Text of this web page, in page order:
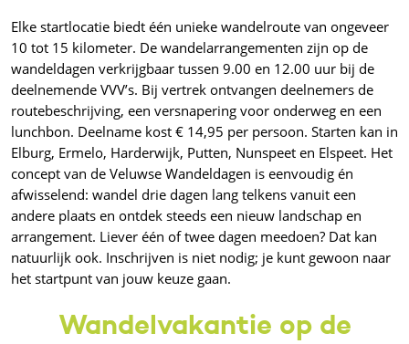
Elke startlocatie biedt één unieke wandelroute van ongeveer
10 tot 15 kilometer. De wandelarrangementen zijn op de
wandeldagen verkrijgbaar tussen 9.00 en 12.00 uur bij de
deelnemende VVV’s. Bij vertrek ontvangen deelnemers de
routebeschrijving, een versnapering voor onderweg en een
lunchbon. Deelname kost € 14,95 per persoon. Starten kan in
Elburg, Ermelo, Harderwijk, Putten, Nunspeet en Elspeet. Het
concept van de Veluwse Wandeldagen is eenvoudig én
afwisselend: wandel drie dagen lang telkens vanuit een
andere plaats en ontdek steeds een nieuw landschap en
arrangement. Liever één of twee dagen meedoen? Dat kan
natuurlijk ook. Inschrijven is niet nodig; je kunt gewoon naar
het startpunt van jouw keuze gaan.
Wandelvakantie op de